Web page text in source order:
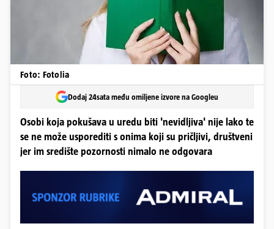
Foto: Fotolia
Dodaj 24sata među omiljene izvore na Googleu
Osobi koja pokušava u uredu biti 'nevidljiva' nije lako te
se ne može usporediti s onima koji su pričljivi, društveni
jer im središte pozornosti nimalo ne odgovara